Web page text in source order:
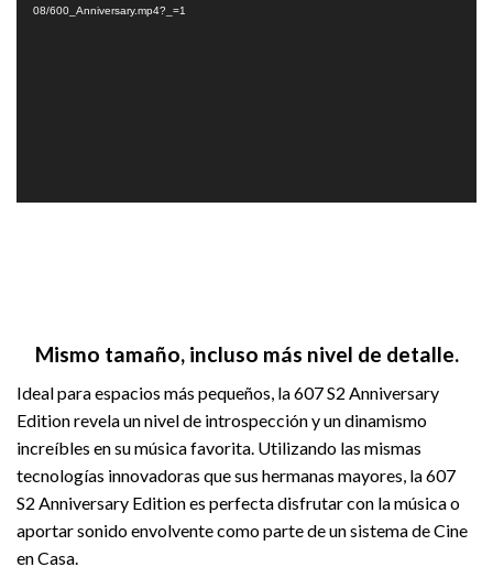
vídeo
08/600_Anniversary.mp4?_=1
Mismo tamaño, incluso más nivel de detalle.
Ideal para espacios más pequeños, la 607 S2 Anniversary
Edition revela un nivel de introspección y un dinamismo
increíbles en su música favorita. Utilizando las mismas
tecnologías innovadoras que sus hermanas mayores, la 607
S2 Anniversary Edition es perfecta disfrutar con la música o
aportar sonido envolvente como parte de un sistema de Cine
en Casa.